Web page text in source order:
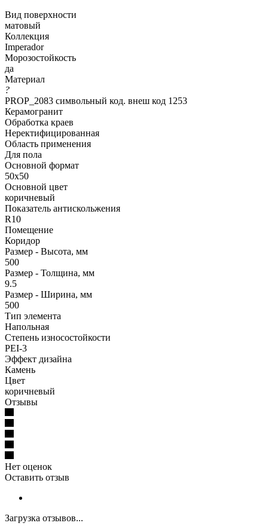
Вид поверхности
матовый
Коллекция
Imperador
Морозостойкость
да
Материал
?
PROP_2083 символьный код. внеш код 1253
Керамогранит
Обработка краев
Неректифицированная
Область применения
Для пола
Основной формат
50х50
Основной цвет
коричневый
Показатель антискольжения
R10
Помещение
Коридор
Размер - Высота, мм
500
Размер - Толщина, мм
9.5
Размер - Ширина, мм
500
Тип элемента
Напольная
Степень износостойкости
PEI-3
Эффект дизайна
Камень
Цвет
коричневый
Отзывы
Нет оценок
Оставить отзыв
Загрузка отзывов...